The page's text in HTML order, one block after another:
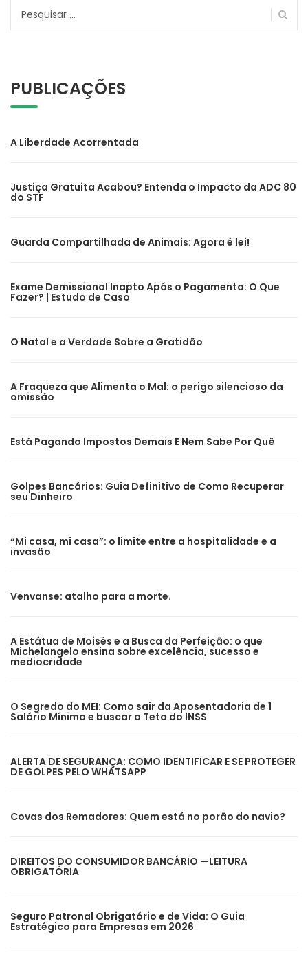
Pesquisar
PUBLICAÇÕES
A Liberdade Acorrentada
Justiça Gratuita Acabou? Entenda o Impacto da ADC 80
do STF
Guarda Compartilhada de Animais: Agora é lei!
Exame Demissional Inapto Após o Pagamento: O Que
Fazer? | Estudo de Caso
O Natal e a Verdade Sobre a Gratidão
A Fraqueza que Alimenta o Mal: o perigo silencioso da
omissão
Está Pagando Impostos Demais E Nem Sabe Por Quê
Golpes Bancários: Guia Definitivo de Como Recuperar
seu Dinheiro
“Mi casa, mi casa”: o limite entre a hospitalidade e a
invasão
Venvanse: atalho para a morte.
A Estátua de Moisés e a Busca da Perfeição: o que
Michelangelo ensina sobre excelência, sucesso e
mediocridade
O Segredo do MEI: Como sair da Aposentadoria de 1
Salário Mínimo e buscar o Teto do INSS
ALERTA DE SEGURANÇA: COMO IDENTIFICAR E SE PROTEGER
DE GOLPES PELO WHATSAPP
Covas dos Remadores: Quem está no porão do navio?
DIREITOS DO CONSUMIDOR BANCÁRIO —LEITURA
OBRIGATÓRIA
Seguro Patronal Obrigatório e de Vida: O Guia
Estratégico para Empresas em 2026